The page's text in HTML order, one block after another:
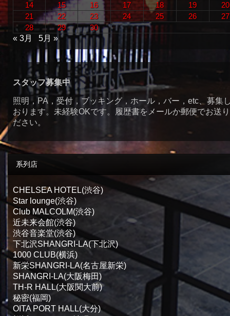
14
15 16 17 18 19
20
21
22 23 24 25 26
27
28
29
30
« 3月
5月 »
スタッフ募集中
照明，PA，受付，ブッキング，ホール，バー，etc、募集
おります。未経験OKです。履歴書をメールか郵便でお送
ださい。
系列店
CHELSEA HOTEL(渋谷)
Star lounge(渋谷)
Club MALCOLM(渋谷)
近未来会館(渋谷)
渋谷音楽堂(渋谷)
下北沢SHANGRI-LA(下北沢)
1000 CLUB(横浜)
新栄SHANGRI-LA(名古屋新栄)
SHANGRI-LA(大阪梅田)
TH-R HALL(大阪関大前)
秘密(福岡)
OITA PORT HALL(大分)